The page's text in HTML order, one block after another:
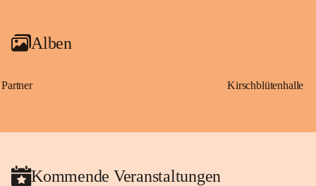
Alben
Partner Kirschblütenhalle
Kommende Veranstaltungen